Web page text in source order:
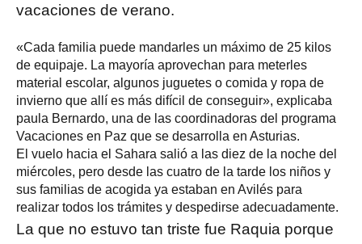
vacaciones de verano.
«Cada familia puede mandarles un máximo de 25 kilos
de equipaje. La mayoría aprovechan para meterles
material escolar, algunos juguetes o comida y ropa de
invierno que allí es más difícil de conseguir», explicaba
paula Bernardo, una de las coordinadoras del programa
Vacaciones en Paz que se desarrolla en Asturias.
El vuelo hacia el Sahara salió a las diez de la noche del
miércoles, pero desde las cuatro de la tarde los niños y
sus familias de acogida ya estaban en Avilés para
realizar todos los trámites y despedirse adecuadamente.
La que no estuvo tan triste fue Raquia porque